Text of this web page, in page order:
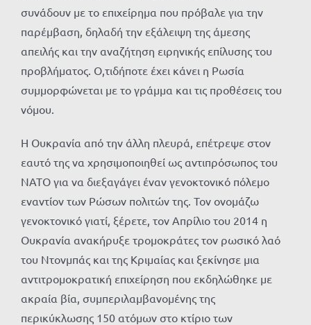
συνάδουν με το επιχείρημα που πρόβαλε για την
παρέμβαση, δηλαδή την εξάλειψη της άμεσης
απειλής και την αναζήτηση ειρηνικής επίλυσης του
προβλήματος. Ο,τιδήποτε έχει κάνει η Ρωσία
συμμορφώνεται με το γράμμα και τις προθέσεις του
νόμου.
Η Ουκρανία από την άλλη πλευρά, επέτρεψε στον
εαυτό της να χρησιμοποιηθεί ως αντιπρόσωπος του
ΝΑΤΟ για να διεξαγάγει έναν γενοκτονικό πόλεμο
εναντίον των Ρώσων πολιτών της. Τον ονομάζω
γενοκτονικό γιατί, ξέρετε, τον Απρίλιο του 2014 η
Ουκρανία ανακήρυξε τρομοκράτες τον ρωσικό λαό
του Ντονμπάς και της Κριμαίας και ξεκίνησε μια
αντιτρομοκρατική επιχείρηση που εκδηλώθηκε με
ακραία βία, συμπεριλαμβανομένης της
περικύκλωσης 150 ατόμων στο κτίριο των